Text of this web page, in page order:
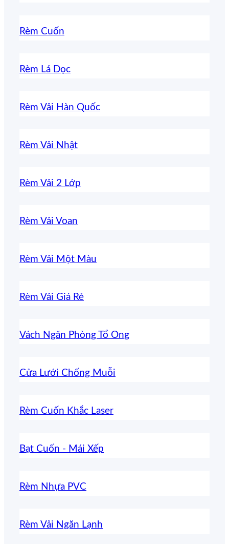
Rèm Cuốn
Rèm Lá Dọc
Rèm Vải Hàn Quốc
Rèm Vải Nhật
Rèm Vải 2 Lớp
Rèm Vải Voan
Rèm Vải Một Màu
Rèm Vải Giá Rẻ
Vách Ngăn Phòng Tổ Ong
Cửa Lưới Chống Muỗi
Rèm Cuốn Khắc Laser
Bạt Cuốn - Mái Xếp
Rèm Nhựa PVC
Rèm Vải Ngăn Lạnh